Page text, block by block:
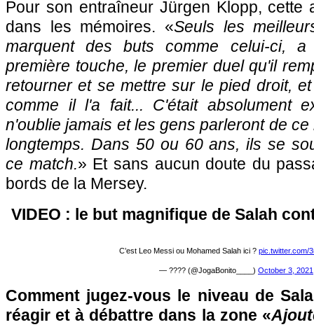
Pour son entraîneur Jürgen Klopp, cette
dans les mémoires. «Seuls les
marquent des buts comme celui-ci, a
première touche, le premier duel qu'il
retourner et se mettre sur le pied droit,
comme il l'a fait... C'était absolument
n'oublie jamais et les gens parleront de
longtemps. Dans 50 ou 60 ans, ils se
ce match.» Et sans aucun doute du
bords de la Mersey.
VIDEO : le but magnifique de Salah
C’est Leo Messi ou Mohamed Salah ici ? pic.twitter.com/
— ???? (@JogaBonito____) October 3, 2021
Comment jugez-vous le niveau de
réagir et à débattre dans la zone «